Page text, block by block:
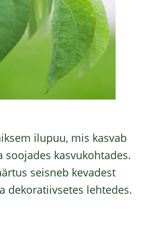
ilupuu, mis kasvab
kasvukohtades.
seisneb kevadest
dekoratiivsetes lehtedes.